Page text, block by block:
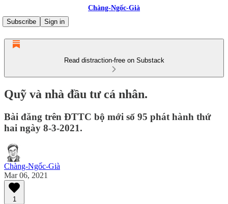
Chàng-Ngốc-Già
Subscribe
Sign in
Read distraction-free on Substack
Quỹ và nhà đầu tư cá nhân.
Bài đăng trên ĐTTC bộ mới số 95 phát hành thứ
hai ngày 8-3-2021.
Chàng-Ngốc-Già
Mar 06, 2021
1